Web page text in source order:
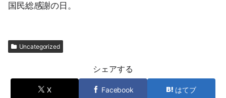
国民総感謝の日。
Uncategorized
シェアする
X Facebook はてブ